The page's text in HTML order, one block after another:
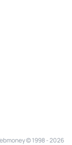
© 1998 - 2026